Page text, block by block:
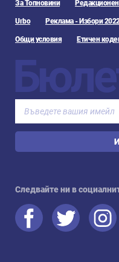
За Топновини
Urbo Реклама - Избори
Общи условия Етичен
Следвайте ни в